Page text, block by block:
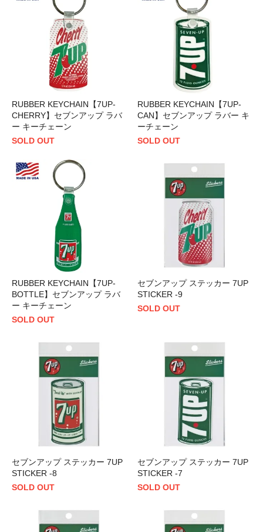
RUBBER KEYCHAIN【7UP-
CHERRY】セブンアップ ラバ
ー キーチェーン
SOLD OUT
RUBBER KEYCHAIN【7UP-
CAN】セブンアップ ラバー キ
ーチェーン
SOLD OUT
RUBBER KEYCHAIN【7UP-
BOTTLE】セブンアップ ラバ
ー キーチェーン
SOLD OUT
セブンアップ ステッカー 7UP
STICKER -9
SOLD OUT
セブンアップ ステッカー 7UP
STICKER -8
SOLD OUT
セブンアップ ステッカー 7UP
STICKER -7
SOLD OUT